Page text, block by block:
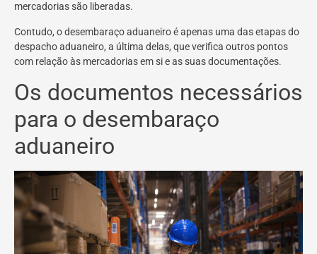
mercadorias são liberadas.
Contudo, o desembaraço aduaneiro é apenas uma das etapas do
despacho aduaneiro, a última delas, que verifica outros pontos
com relação às mercadorias em si e as suas documentações.
Os documentos necessários
para o desembaraço
aduaneiro